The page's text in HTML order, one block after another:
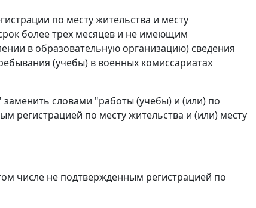
по месту жительства и месту
более трех месяцев и не имеющим
в образовательную организацию) сведения
(учебы) в военных комиссариатах
заменить словами "работы (учебы) и (или) по
регистрацией по месту жительства и (или) месту
числе не подтвержденным регистрацией по